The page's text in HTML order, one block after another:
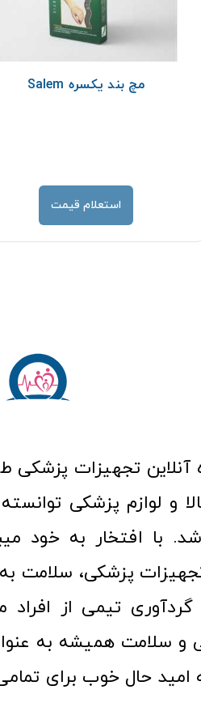
مچ بند يكسره Salem
استعلام قیمت
با افتخار به خود
پزشکی، سلامت
گردآوری تیمی از
و سلامت همیشه به
حال خوب برای